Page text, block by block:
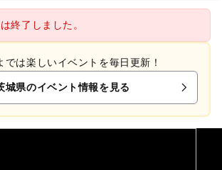
終了しました。
では楽しいイベントを毎日更新！
城県のイベント情報を見る